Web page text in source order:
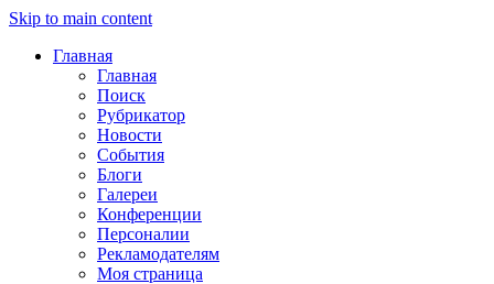
Skip to main content
Главная
Главная
Поиск
Рубрикатор
Новости
События
Блоги
Галереи
Конференции
Персоналии
Рекламодателям
Моя страница